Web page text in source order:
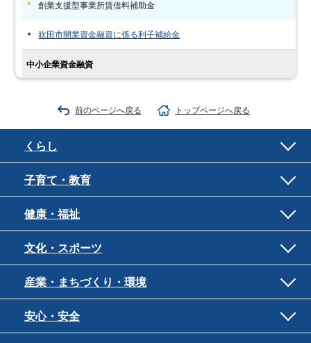
創業支援型事業所賃借料補助金
吹田市開業資金融資に係る利子補給金
中小企業資金融資
前のページへ戻る トップページへ戻る
くらし
子育て・教育
健康・福祉
文化・スポーツ
産業・まちづくり・環境
安心・安全